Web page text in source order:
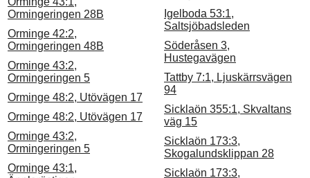
Ormingeringen 28B
Orminge 42:2,
Ormingeringen 48B
Orminge 43:2,
Ormingeringen 5
Orminge 48:2, Utövägen 17
Orminge 48:2, Utövägen 17
Orminge 43:2,
Ormingeringen 5
Orminge 43:1,
Igelboda 53:1,
Saltsjöbadsleden
Söderåsen 3,
Hustegavägen
Tattby 7:1, Ljuskärrsvägen
94
Sicklaön 355:1, Skvaltans
väg 15
Sicklaön 173:3,
Skogalundsklippan 28
Sicklaön 173:3,